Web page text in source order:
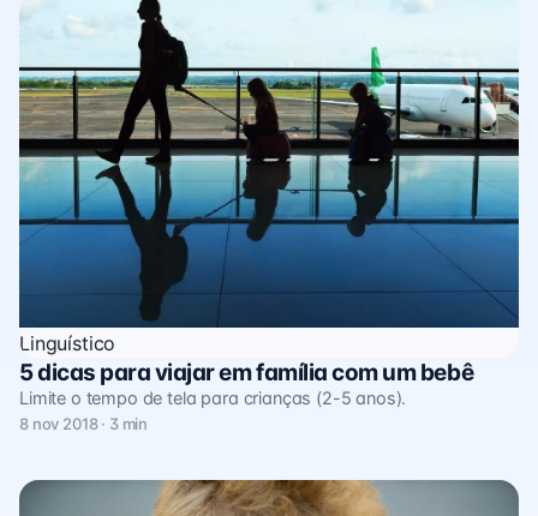
Linguístico
5 dicas para viajar em família com um bebê
Limite o tempo de tela para crianças (2-5 anos).
8 nov 2018 · 3 min